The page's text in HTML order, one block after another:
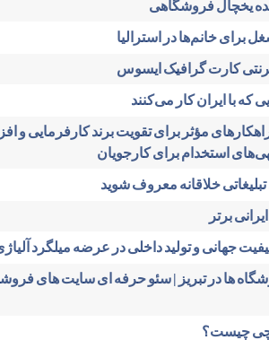
یخچال فروشگاهی
برای خانم‌ها در استرالیا
کارت گرافیک ایسوس
که با ایران کار می‌کنند
مؤثر برای تقویت برند کارفرمایی و
استخدام برای کارجویان
تبلیغاتی خلاقانه معروف شوید
جهانی و تولید داخلی در عرضه میلگرد آلیاژی
ها در تبریز | سئو حرفه ای سایت های
چیست؟